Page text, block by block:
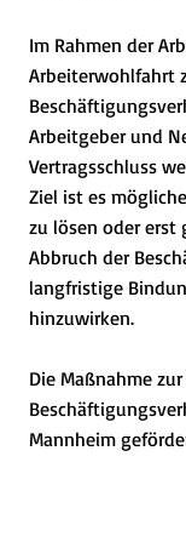
Im Rahmen der
Arbeiterwohlfahrt
Arbeitgeber und
Vertragsschluss
Ziel ist es
zu lösen oder erst
Abbruch der
langfristige
hinzuwirken.
Die Maßnahme
Mannheim